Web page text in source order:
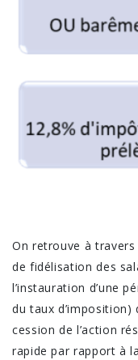
On retrouve à travers
de fidélisation des
l’instauration d’une
du taux d’imposition)
cession de l’action
rapide par rapport à